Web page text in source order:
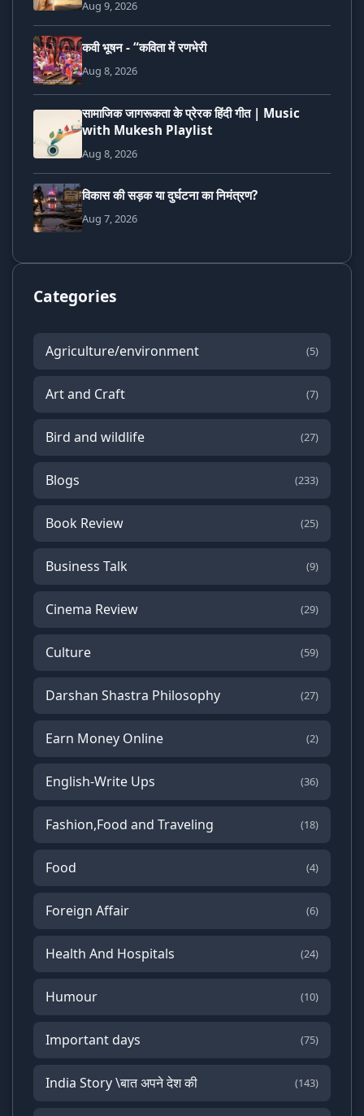
Aug 9, 2026
कवी भूषन - “कविता में रणभेरी
Aug 8, 2026
सामाजिक जागरूकता के प्रेरक हिंदी गीत | Music
with Mukesh Playlist
Aug 8, 2026
विकास की सड़क या दुर्घटना का निमंत्रण?
Aug 7, 2026
Categories
Agriculture/environment (5)
Art and Craft (7)
Bird and wildlife (27)
Blogs (233)
Book Review (25)
Business Talk (9)
Cinema Review (29)
Culture (59)
Darshan Shastra Philosophy (27)
Earn Money Online (2)
English-Write Ups (36)
Fashion,Food and Traveling (18)
Food (4)
Foreign Affair (6)
Health And Hospitals (24)
Humour (10)
Important days (75)
India Story \बात अपने देश की (143)